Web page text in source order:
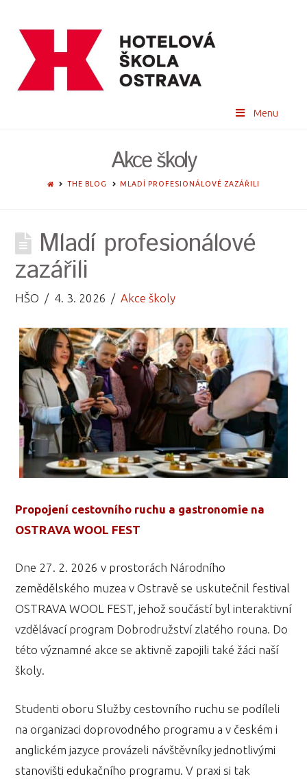
Menu
Akce školy
HOMETHE BLOG MLADÍ PROFESIONÁLOVÉ ZAZÁŘILI
Mladí profesionálové
zazářili
HŠO 4. 3. 2026 Akce školy
Propojení cestovního ruchu a gastronomie na
OSTRAVA WOOL FEST
Dne 27. 2. 2026 v prostorách Národního
zemědělského muzea v Ostravě se uskutečnil festival
OSTRAVA WOOL FEST, jehož součástí byl interaktivní
vzdělávací program Dobrodružství zlatého rouna. Do
této významné akce se aktivně zapojili také žáci naší
školy.
Studenti oboru Služby cestovního ruchu se podíleli
na organizaci doprovodného programu a v českém i
anglickém jazyce provázeli návštěvníky jednotlivými
stanovišti edukačního programu. V praxi si tak